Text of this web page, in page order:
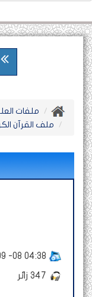
ملفات
ملف القرآن
-08 04:38
347 زائر